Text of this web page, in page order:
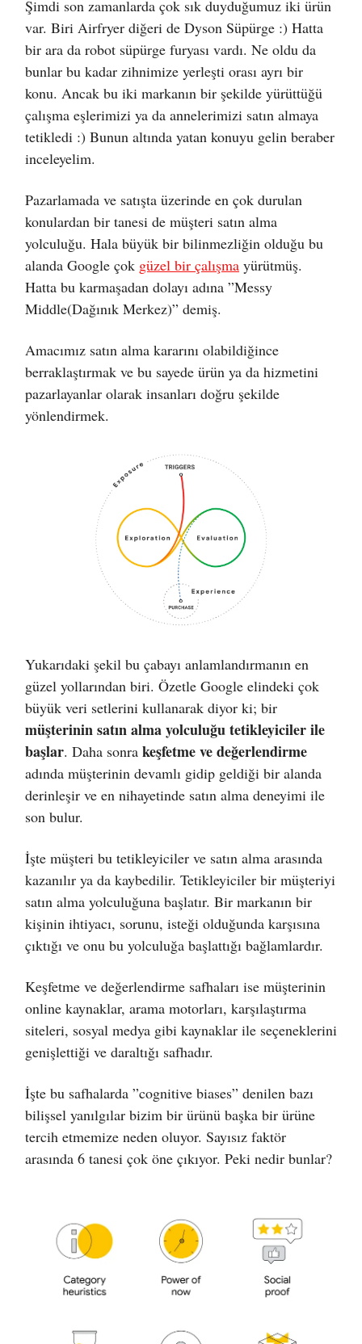
Şimdi son zamanlarda çok sık duyduğumuz iki ürün
var. Biri Airfryer diğeri de Dyson Süpürge :) Hatta
bir ara da robot süpürge furyası vardı. Ne oldu da
bunlar bu kadar zihnimize yerleşti orası ayrı bir
konu. Ancak bu iki markanın bir şekilde yürüttüğü
çalışma eşlerimizi ya da annelerimizi satın almaya
tetikledi :) Bunun altında yatan konuyu gelin beraber
inceleyelim.
Pazarlamada ve satışta üzerinde en çok durulan
konulardan bir tanesi de müşteri satın alma
yolculuğu. Hala büyük bir bilinmezliğin olduğu bu
alanda Google çok güzel bir çalışma yürütmüş.
Hatta bu karmaşadan dolayı adına ”Messy
Middle(Dağınık Merkez)” demiş.
Amacımız satın alma kararını olabildiğince
berraklaştırmak ve bu sayede ürün ya da hizmetini
pazarlayanlar olarak insanları doğru şekilde
yönlendirmek.
Yukarıdaki şekil bu çabayı anlamlandırmanın en
güzel yollarından biri. Özetle Google elindeki çok
büyük veri setlerini kullanarak diyor ki; bir
müşterinin satın alma yolculuğu tetikleyiciler ile
başlar. Daha sonra keşfetme ve değerlendirme
adında müşterinin devamlı gidip geldiği bir alanda
derinleşir ve en nihayetinde satın alma deneyimi ile
son bulur.
İşte müşteri bu tetikleyiciler ve satın alma arasında
kazanılır ya da kaybedilir. Tetikleyiciler bir müşteriyi
satın alma yolculuğuna başlatır. Bir markanın bir
kişinin ihtiyacı, sorunu, isteği olduğunda karşısına
çıktığı ve onu bu yolculuğa başlattığı bağlamlardır.
Keşfetme ve değerlendirme safhaları ise müşterinin
online kaynaklar, arama motorları, karşılaştırma
siteleri, sosyal medya gibi kaynaklar ile seçeneklerini
genişlettiği ve daraltığı safhadır.
İşte bu safhalarda ”cognitive biases” denilen bazı
bilişsel yanılgılar bizim bir ürünü başka bir ürüne
tercih etmemize neden oluyor. Sayısız faktör
arasında 6 tanesi çok öne çıkıyor. Peki nedir bunlar?